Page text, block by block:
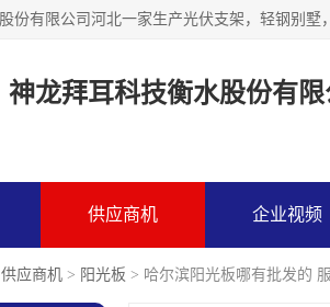
神龙拜耳科技衡水股份有限
供应商机 企业视频
供应商机 > 阳光板 > 哈尔滨阳光板哪有批发的